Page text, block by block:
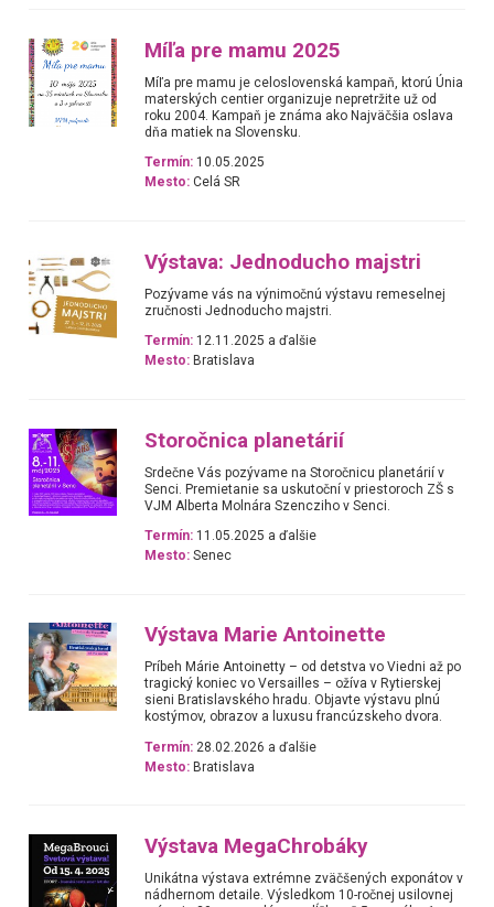
Míľa pre mamu 2025
Míľa pre mamu je celoslovenská kampaň, ktorú Únia
materských centier organizuje nepretržite už od
roku 2004. Kampaň je známa ako Najväčšia oslava
dňa matiek na Slovensku.
Termín: 10.05.2025
Mesto: Celá SR
Výstava: Jednoducho majstri
Pozývame vás na výnimočnú výstavu remeselnej
zručnosti Jednoducho majstri.
Termín: 12.11.2025 a ďalšie
Mesto: Bratislava
Storočnica planetárií
Srdečne Vás pozývame na Storočnicu planetárií v
Senci. Premietanie sa uskutoční v priestoroch ZŠ s
VJM Alberta Molnára Szencziho v Senci.
Termín: 11.05.2025 a ďalšie
Mesto: Senec
Výstava Marie Antoinette
Príbeh Márie Antoinetty – od detstva vo Viedni až po
tragický koniec vo Versailles – ožíva v Rytierskej
sieni Bratislavského hradu. Objavte výstavu plnú
kostýmov, obrazov a luxusu francúzskeho dvora.
Termín: 28.02.2026 a ďalšie
Mesto: Bratislava
Výstava MegaChrobáky
Unikátna výstava extrémne zväčšených exponátov v
nádhernom detaile. Výsledkom 10-ročnej usilovnej